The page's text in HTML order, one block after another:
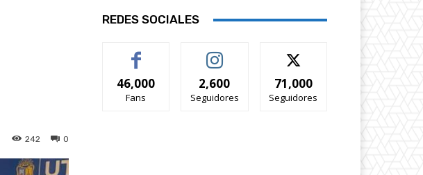
0
242
REDES SOCIALES
46,000
Fans
2,600
Seguidores
71,000
Seguidores